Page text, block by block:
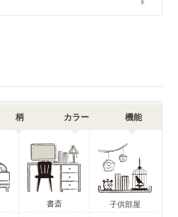
柄 カラー 機能
書斎 子供部屋